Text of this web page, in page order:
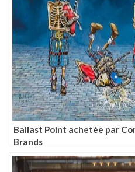
Ballast Point achetée par
Brands